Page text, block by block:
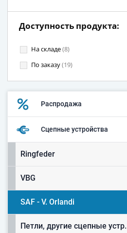
Доступность продукта:
На складе(8)
По заказу(19)
Распродажа
Сцепные устройства
Ringfeder
VBG
SAF - V. Orlandi
Петли, другие сцепные устр.